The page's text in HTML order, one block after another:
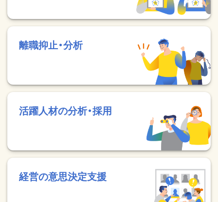
離職抑止・分析
活躍人材の分析・採用
経営の意思決定支援